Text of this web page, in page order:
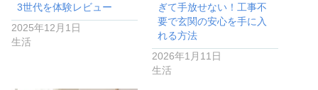
3世代を体験レビュー
2025年12月1日
生活
ぎて手放せない！工事不
要で玄関の安心を手に入
れる方法
2026年1月11日
生活